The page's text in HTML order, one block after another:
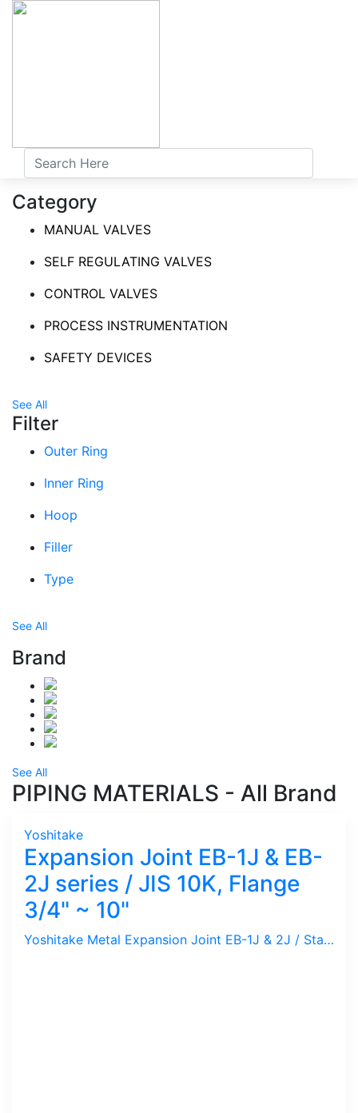
Category
MANUAL VALVES
SELF REGULATING VALVES
CONTROL VALVES
PROCESS INSTRUMENTATION
SAFETY DEVICES
See All
Filter
Outer Ring
Inner Ring
Hoop
Filler
Type
See All
Brand
See All
PIPING MATERIALS - All Brand
Yoshitake
Expansion Joint EB-1J & EB-
2J series / JIS 10K, Flange
3/4" ~ 10"
Yoshitake Metal Expansion Joint EB-1J & 2J / Stainless Steel Bellow, 10 Bar, 220 C, JIS 10K Flange 3/4" s/d 10". Bellow akan berfungsi setelah setting screw di-lepas / Compression 25 mm dan Expansion 10 mm. Hubungi kami untuk kalkulasi Expansion Rate dan Jumlah Bellow yang di-butuhkan sepanjang Pipa.